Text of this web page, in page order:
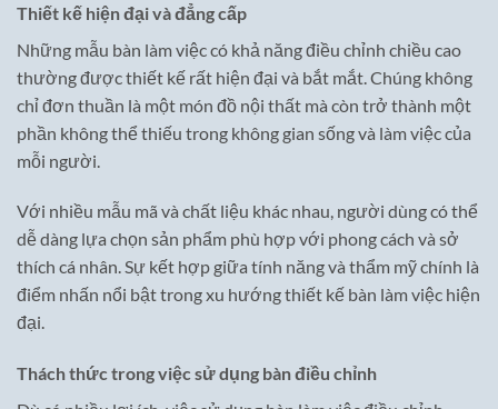
Thiết kế hiện đại và đẳng cấp
Những mẫu bàn làm việc có khả năng điều chỉnh chiều cao
thường được thiết kế rất hiện đại và bắt mắt. Chúng không
chỉ đơn thuần là một món đồ nội thất mà còn trở thành một
phần không thể thiếu trong không gian sống và làm việc của
mỗi người.
Với nhiều mẫu mã và chất liệu khác nhau, người dùng có thể
dễ dàng lựa chọn sản phẩm phù hợp với phong cách và sở
thích cá nhân. Sự kết hợp giữa tính năng và thẩm mỹ chính là
điểm nhấn nổi bật trong xu hướng thiết kế bàn làm việc hiện
đại.
Thách thức trong việc sử dụng bàn điều chỉnh